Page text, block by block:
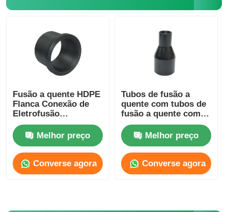
Fusão a quente HDPE
Flanca Conexão de
Eletrofusão
Reduzindo Manga
SDR17.6 SDR17
SDR11
Melhor preço
Converse agora
Tubos de fusão a
quente com tubos de
fusão a quente com
mangas redutoras de
eletrofusão de HDPE
Melhor preço
Converse agora